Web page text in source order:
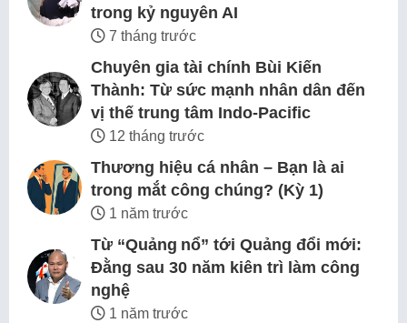
trong kỷ nguyên AI
7 tháng trước
Chuyên gia tài chính Bùi Kiến
Thành: Từ sức mạnh nhân dân đến
vị thế trung tâm Indo-Pacific
12 tháng trước
Thương hiệu cá nhân – Bạn là ai
trong mắt công chúng? (Kỳ 1)
1 năm trước
Từ “Quảng nổ” tới Quảng đổi mới:
Đằng sau 30 năm kiên trì làm công
nghệ
1 năm trước